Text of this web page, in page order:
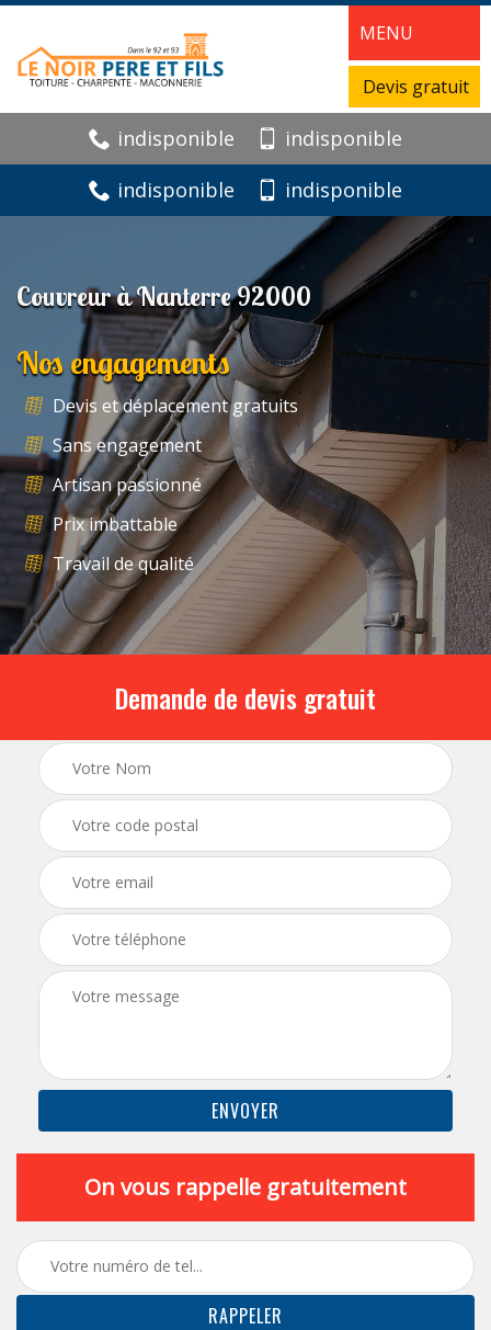
MENU
Devis gratuit
indisponible
indisponible
indisponible
indisponible
Couvreur à Nanterre 92000
Nos engagements
Devis et déplacement gratuits
Sans engagement
Artisan passionné
Prix imbattable
Travail de qualité
Demande de devis gratuit
On vous rappelle gratuitement